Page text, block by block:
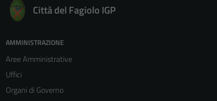
Città del Fagiolo IGP
AMMINISTRAZIONE
Aree Amministrative
Uffici
Organi di Governo